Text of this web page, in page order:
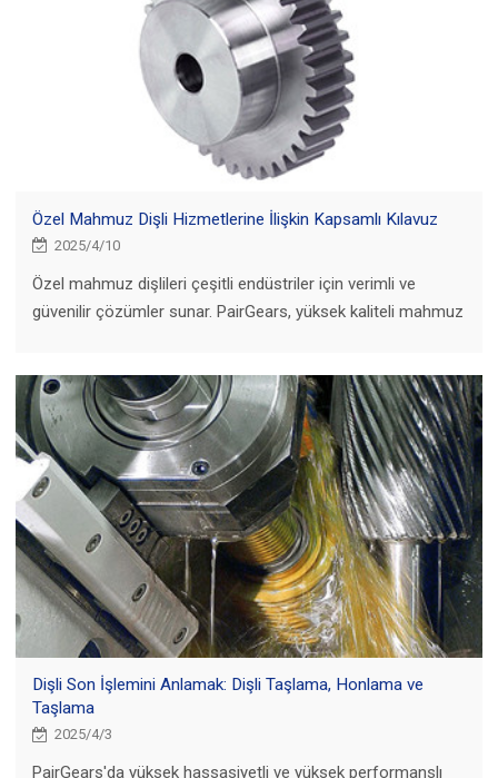
Özel Mahmuz Dişli Hizmetlerine İlişkin Kapsamlı Kılavuz
2025/4/10
Özel mahmuz dişlileri çeşitli endüstriler için verimli ve
güvenilir çözümler sunar. PairGears, yüksek kaliteli mahmuz
Dişli Son İşlemini Anlamak: Dişli Taşlama, Honlama ve
Taşlama
2025/4/3
PairGears'da yüksek hassasiyetli ve yüksek performanslı